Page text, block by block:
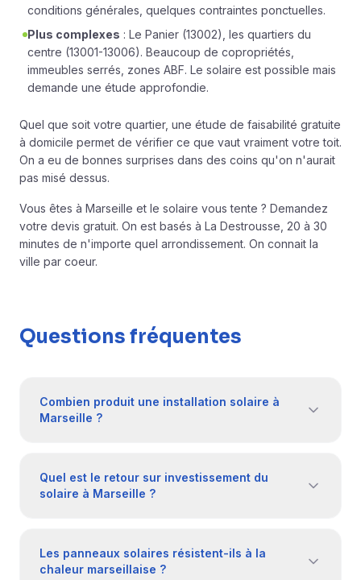
conditions générales, quelques contraintes ponctuelles.
Plus complexes : Le Panier (13002), les quartiers du
centre (13001-13006). Beaucoup de copropriétés,
immeubles serrés, zones ABF. Le solaire est possible mais
demande une étude approfondie.
Quel que soit votre quartier, une étude de faisabilité gratuite
à domicile permet de vérifier ce que vaut vraiment votre toit.
On a eu de bonnes surprises dans des coins qu'on n'aurait
pas misé dessus.
Vous êtes à Marseille et le solaire vous tente ? Demandez
votre devis gratuit. On est basés à La Destrousse, 20 à 30
minutes de n'importe quel arrondissement. On connait la
ville par coeur.
Questions fréquentes
Combien produit une installation solaire à
Marseille ?
Quel est le retour sur investissement du
solaire à Marseille ?
Les panneaux solaires résistent-ils à la
chaleur marseillaise ?